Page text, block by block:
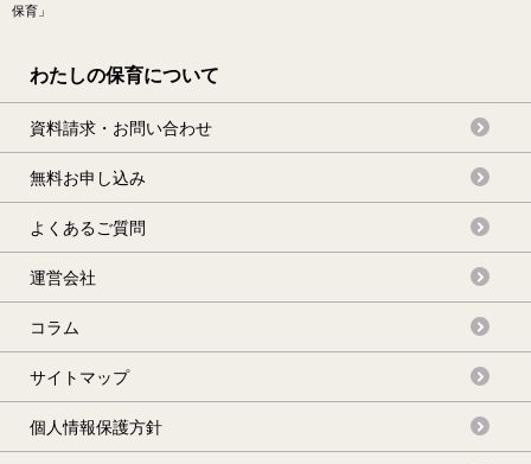
保育」
わたしの保育について
資料請求・お問い合わせ
無料お申し込み
よくあるご質問
運営会社
コラム
サイトマップ
個人情報保護方針